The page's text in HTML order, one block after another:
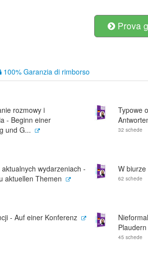
Prova
100% Garanzia di rimborso
rozmowy i
- Beginn einer
und G...
Typowe
32 schede
wydarzeniach -
aktuellen Themen
W
62 schede
- Auf einer Konferenz
45 schede